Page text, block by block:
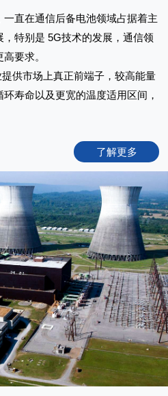
直在通信后备电池领域占据着主
特别是 5G技术的发展，通信领
要求。
供市场上真正前端子，较高能量
寿命以及更宽的温度适用区间，
了解更多